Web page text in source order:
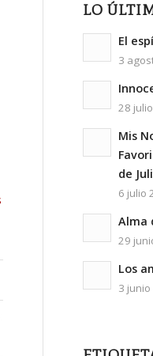
LO
El
3
28
Mis
de
6 julio
Alma
29
Los
3